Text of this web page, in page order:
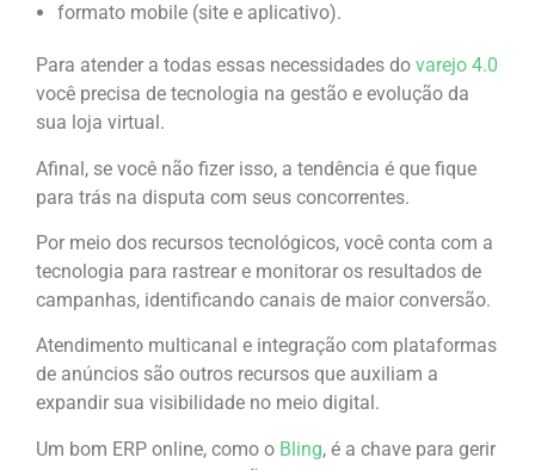
formato mobile (site e aplicativo).
Para atender a todas essas necessidades do varejo 4.0
você precisa de tecnologia na gestão e evolução da
sua loja virtual.
Afinal, se você não fizer isso, a tendência é que fique
para trás na disputa com seus concorrentes.
Por meio dos recursos tecnológicos, você conta com a
tecnologia para rastrear e monitorar os resultados de
campanhas, identificando canais de maior conversão.
Atendimento multicanal e integração com plataformas
de anúncios são outros recursos que auxiliam a
expandir sua visibilidade no meio digital.
Um bom ERP online, como o Bling, é a chave para gerir